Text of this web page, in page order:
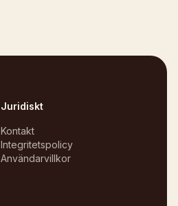
Juridiskt
Kontakt
Integritetspolicy
Användarvillkor